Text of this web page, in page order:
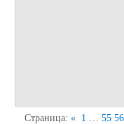
Страница:« 1 55 56